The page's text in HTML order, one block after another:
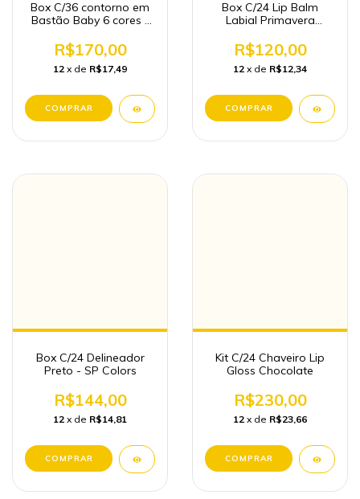
Box C/36 contorno em
Bastão Baby 6 cores -
R$170,00
12 x de R$17,49
Box C/24 Lip Balm
Labial Primavera
Angel
R$120,00
12 x de R$12,34
Box C/24 Delineador
Preto - SP Colors
R$144,00
12 x de R$14,81
Kit C/24 Chaveiro Lip
Gloss Chocolate
R$230,00
12 x de R$23,66